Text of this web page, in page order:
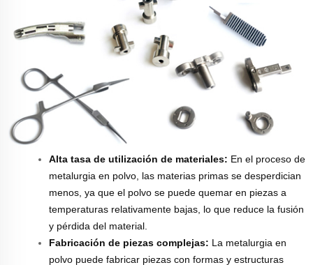
Alta tasa de utilización de materiales: En el proceso de
metalurgia en polvo, las materias primas se desperdician
menos, ya que el polvo se puede quemar en piezas a
temperaturas relativamente bajas, lo que reduce la fusión
y pérdida del material.
Fabricación de piezas complejas: La metalurgia en
polvo puede fabricar piezas con formas y estructuras